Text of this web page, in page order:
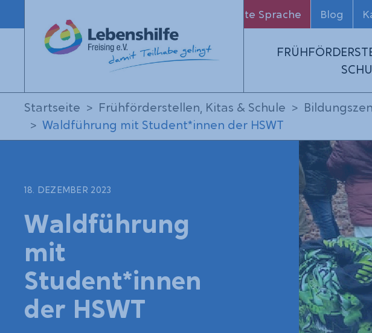
Leichte Sprache Blog
Startseite Frühförderstellen, Kitas & Schule
Waldführung mit Student*innen der HSWT
18. DEZEMBER 2023
Waldführung
mit
Student*innen
der HSWT